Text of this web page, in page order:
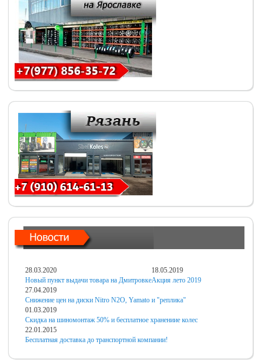
28.03.2020
Новый пункт выдачи товара на Дмитровке
18.05.2019
Акция лето 2019
27.04.2019
Снижение цен на диски Nitro N2O, Yamato и "реплика"
01.03.2019
Скидка на шиномонтаж 50% и бесплатное хранениие колес
22.01.2015
Бесплатная доставка до транспортной компании!